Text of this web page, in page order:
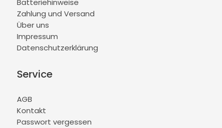
Batteriehinweise
Zahlung und Versand
Über uns
Impressum
Datenschutzerklärung
Service
AGB
Kontakt
Passwort vergessen